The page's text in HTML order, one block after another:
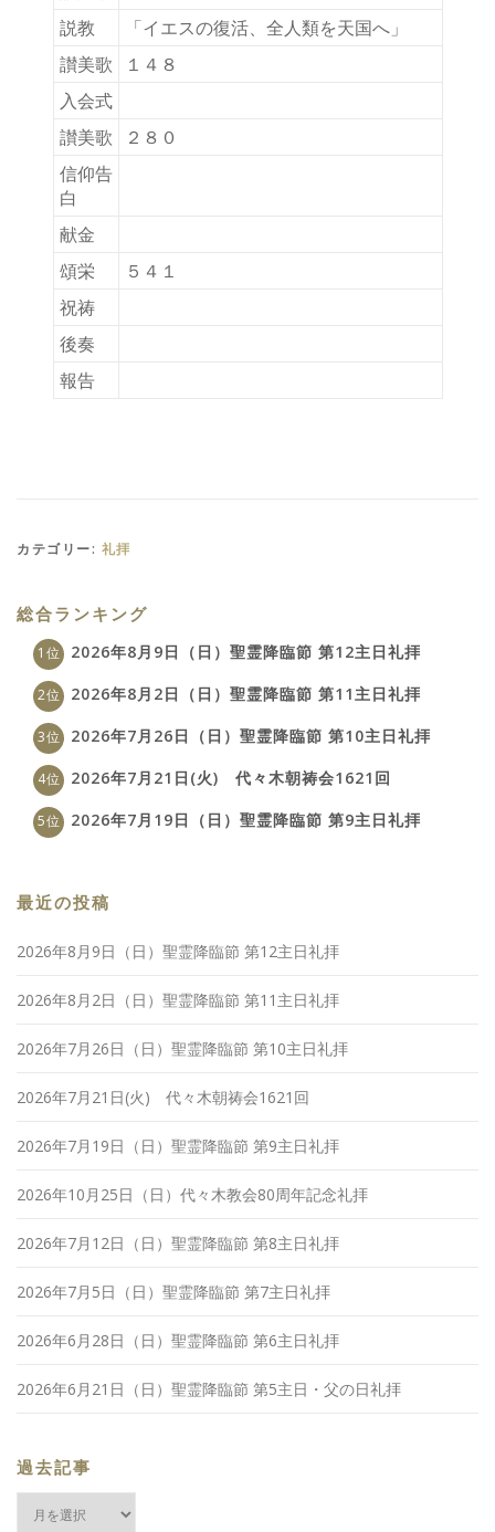
説教
「イエスの復活、全人類を天国へ」
讃美歌
１４８
入会式
讃美歌
２８０
信仰告
白
献金
頌栄
５４１
祝祷
後奏
報告
カテゴリー: 礼拝
総合ランキング
2026年8月9日（日）聖霊降臨節 第12主日礼拝
2026年8月2日（日）聖霊降臨節 第11主日礼拝
2026年7月26日（日）聖霊降臨節 第10主日礼拝
2026年7月21日(火) 代々木朝祷会1621回
2026年7月19日（日）聖霊降臨節 第9主日礼拝
最近の投稿
2026年8月9日（日）聖霊降臨節 第12主日礼拝
2026年8月2日（日）聖霊降臨節 第11主日礼拝
2026年7月26日（日）聖霊降臨節 第10主日礼拝
2026年7月21日(火) 代々木朝祷会1621回
2026年7月19日（日）聖霊降臨節 第9主日礼拝
2026年10月25日（日）代々木教会80周年記念礼拝
2026年7月12日（日）聖霊降臨節 第8主日礼拝
2026年7月5日（日）聖霊降臨節 第7主日礼拝
2026年6月28日（日）聖霊降臨節 第6主日礼拝
2026年6月21日（日）聖霊降臨節 第5主日・父の日礼拝
過去記事